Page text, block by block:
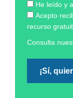
He leído y
Acepto
recurso
Consulta
¡Sí,